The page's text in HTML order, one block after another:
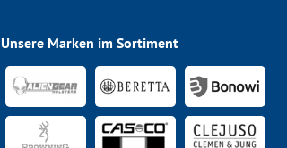
Unsere Marken im Sortiment